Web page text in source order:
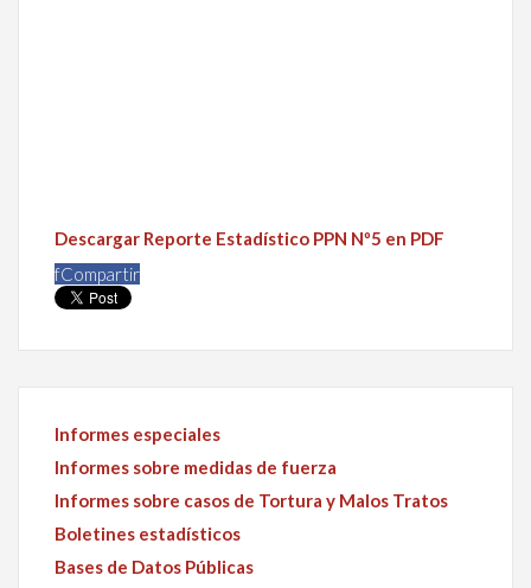
Descargar Reporte Estadístico PPN Nº5 en PDF
fCompartir
Informes especiales
Informes sobre medidas de fuerza
Informes sobre casos de Tortura y Malos Tratos
Boletines estadísticos
Bases de Datos Públicas